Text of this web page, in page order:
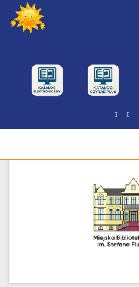
Miejska Biblioteka